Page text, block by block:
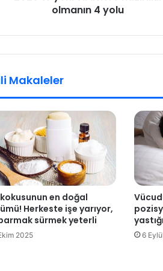
olmanın 4 yolu
Makaleler
en doğal
Herkeste işe yarıyor,
sürmek yeterli
2025 6